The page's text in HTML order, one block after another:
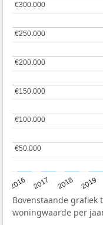
2016 2017 2018 2019
€50.000
€50.000
€100.000
€100.000
€150.000
€150.000
€200.000
€200.000
€250.000
€250.000
€300.000
€300.000
Bovenstaande
woningwaarde per